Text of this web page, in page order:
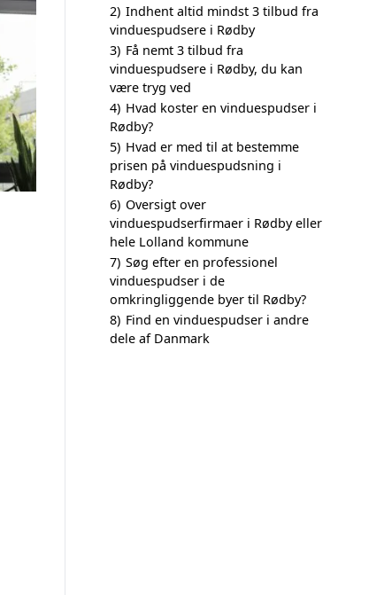
2) Indhent altid mindst 3 tilbud fra
vinduespudsere i Rødby
3) Få nemt 3 tilbud fra
vinduespudsere i Rødby, du kan
være tryg ved
4) Hvad koster en vinduespudser i
Rødby?
5) Hvad er med til at bestemme
prisen på vinduespudsning i
Rødby?
6) Oversigt over
vinduespudserfirmaer i Rødby eller
hele Lolland kommune
7) Søg efter en professionel
vinduespudser i de
omkringliggende byer til Rødby?
8) Find en vinduespudser i andre
dele af Danmark